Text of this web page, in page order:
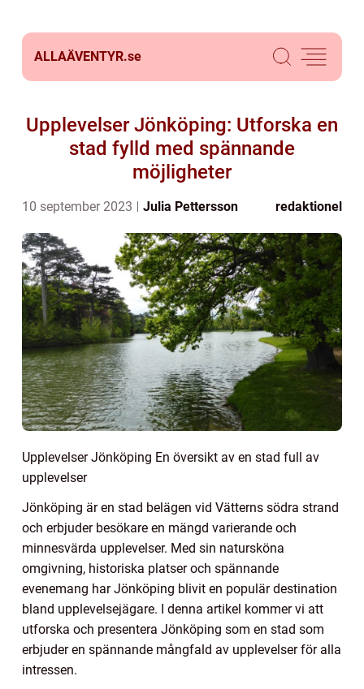
ALLAÄVENTYR.se
Upplevelser Jönköping: Utforska en
stad fylld med spännande
möjligheter
10 september 2023 Julia Pettersson redaktionel
Upplevelser Jönköping En översikt av en stad full av
upplevelser
Jönköping är en stad belägen vid Vätterns södra strand
och erbjuder besökare en mängd varierande och
minnesvärda upplevelser. Med sin natursköna
omgivning, historiska platser och spännande
evenemang har Jönköping blivit en populär destination
bland upplevelsejägare. I denna artikel kommer vi att
utforska och presentera Jönköping som en stad som
erbjuder en spännande mångfald av upplevelser för alla
intressen.